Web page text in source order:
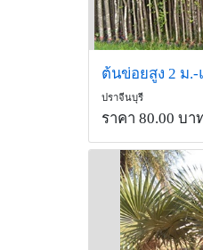
ต้นข่อยสูง 2 ม.-
ปราจีนบุรี
ราคา 80.00 บา